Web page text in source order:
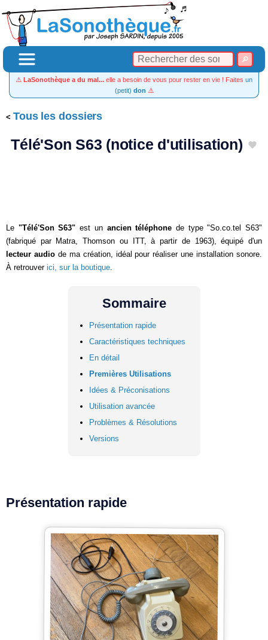
⚠️ LaSonothèque a du mal... elle a besoin de vous pour rester en vie ! Faites un
(petit) don ⚠️
Tous les dossiers
Télé'Son S63 (notice d'utilisation)
Le "Télé'Son S63" est un ancien téléphone de type "So.co.tel S63"
(fabriqué par Matra, Thomson ou ITT, à partir de 1963), équipé d'un
lecteur audiode ma création, idéal pour réaliser une installation sonore.
À retrouver ici, sur la boutique
Sommaire
Présentation rapide
Caractéristiques techniques
En détail
Premières Utilisations
Idées & Préconisations
Utilisation avancée
Problèmes & Résolutions
Versions
Présentation rapide